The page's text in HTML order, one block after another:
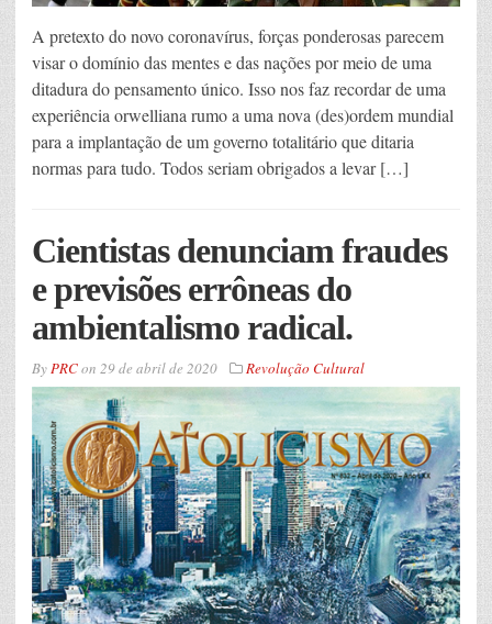
A pretexto do novo coronavírus, forças ponderosas parecem
visar o domínio das mentes e das nações por meio de uma
ditadura do pensamento único. Isso nos faz recordar de uma
experiência orwelliana rumo a uma nova (des)ordem mundial
para a implantação de um governo totalitário que ditaria
normas para tudo. Todos seriam obrigados a levar […]
Cientistas denunciam fraudes
e previsões errôneas do
ambientalismo radical.
ByPRCon 29 de abril de 2020 Revolução Cultural